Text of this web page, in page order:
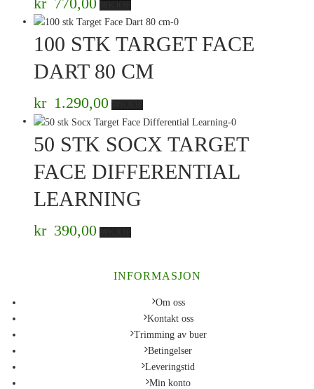
100 STK TARGET FACE
DART 80 CM
kr 1.290,00
50 STK SOCX TARGET
FACE DIFFERENTIAL
LEARNING
kr 390,00
INFORMASJON
Om oss
Kontakt oss
Trimming av buer
Betingelser
Leveringstid
Min konto